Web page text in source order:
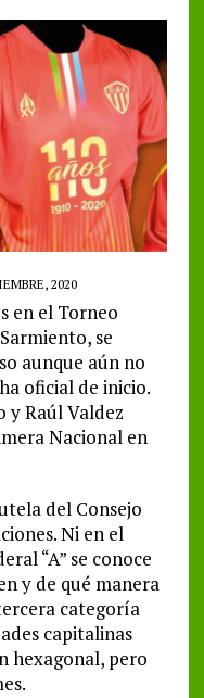
2020
en el Torneo
se
aunque aún no
oficial de inicio.
y Raúl Valdez
Nacional en
del Consejo
Ni en el
“A” se conoce
y de qué manera
categoría
capitalinas
hexagonal, pero